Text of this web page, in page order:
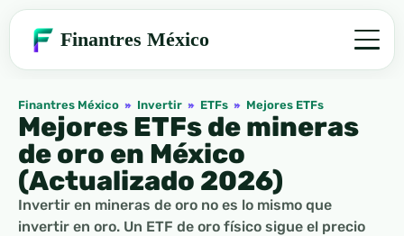
Finantres México
Finantres México » Invertir » ETFs » Mejores ETFs
Mejores ETFs de mineras
de oro en México
(Actualizado 2026)
Invertir en mineras de oro no es lo mismo que
invertir en oro. Un ETF de oro físico sigue el precio